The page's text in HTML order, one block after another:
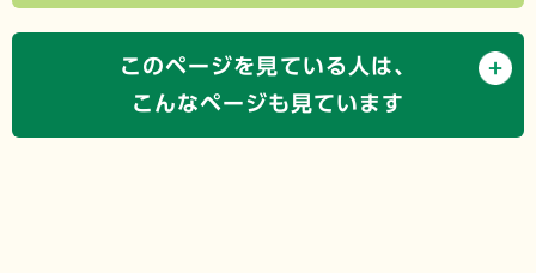
このページを見ている人は、
こんなページも見ています